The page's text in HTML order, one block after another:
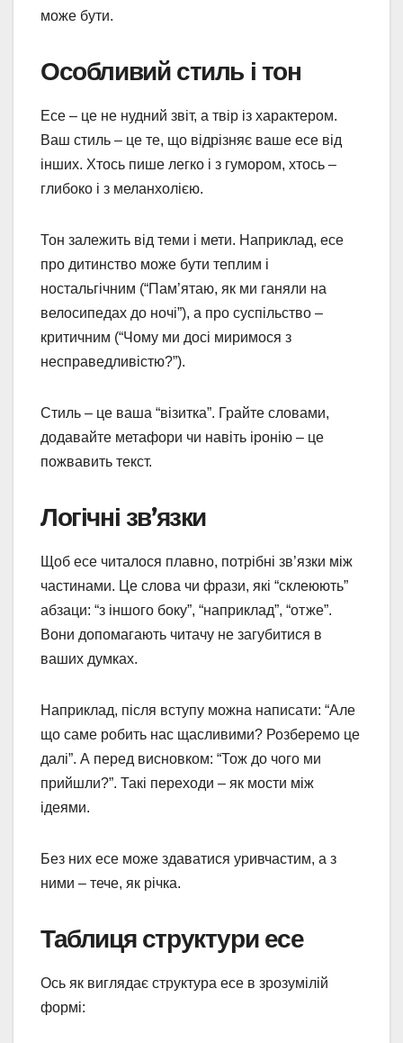
може бути.
Особливий стиль і тон
Есе – це не нудний звіт, а твір із характером.
Ваш стиль – це те, що відрізняє ваше есе від
інших. Хтось пише легко і з гумором, хтось –
глибоко і з меланхолією.
Тон залежить від теми і мети. Наприклад, есе
про дитинство може бути теплим і
ностальгічним (“Пам’ятаю, як ми ганяли на
велосипедах до ночі”), а про суспільство –
критичним (“Чому ми досі миримося з
несправедливістю?”).
Стиль – це ваша “візитка”. Грайте словами,
додавайте метафори чи навіть іронію – це
пожвавить текст.
Логічні зв’язки
Щоб есе читалося плавно, потрібні зв’язки між
частинами. Це слова чи фрази, які “склеюють”
абзаци: “з іншого боку”, “наприклад”, “отже”.
Вони допомагають читачу не загубитися в
ваших думках.
Наприклад, після вступу можна написати: “Але
що саме робить нас щасливими? Розберемо це
далі”. А перед висновком: “Тож до чого ми
прийшли?”. Такі переходи – як мости між
ідеями.
Без них есе може здаватися уривчастим, а з
ними – тече, як річка.
Таблиця структури есе
Ось як виглядає структура есе в зрозумілій
формі: